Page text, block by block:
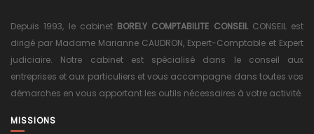
Depuis 1993, le cabinet BORELY COMPTABILITE CONSEILCONSEIL est
dirigé par Madame Marianne CAUDRON, Expert-Comptable et Expert
judiciaire. Notre cabinet est spécialisé dans le conseil aux
entreprises et aux particuliers et vous accompagne dans toutes vos
démarches en vous apportant les outils nécessaires à votre activité.
MISSIONS